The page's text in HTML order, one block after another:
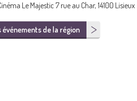
Le Majestic 7 rue au Char, 14100 Lisieux
événements de la région